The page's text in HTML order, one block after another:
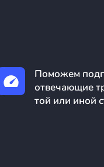
Поможем
отвечающие
той или иной